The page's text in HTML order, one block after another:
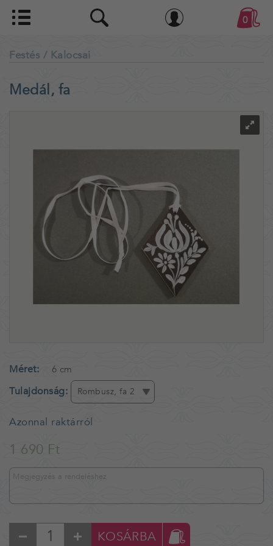
0
Festés / Kalocsai
Medál, fa
Méret 6 cm
Tulajdonság Rombusz, fa 2
Azonnal raktárról
1 690 Ft
KOSÁRBA